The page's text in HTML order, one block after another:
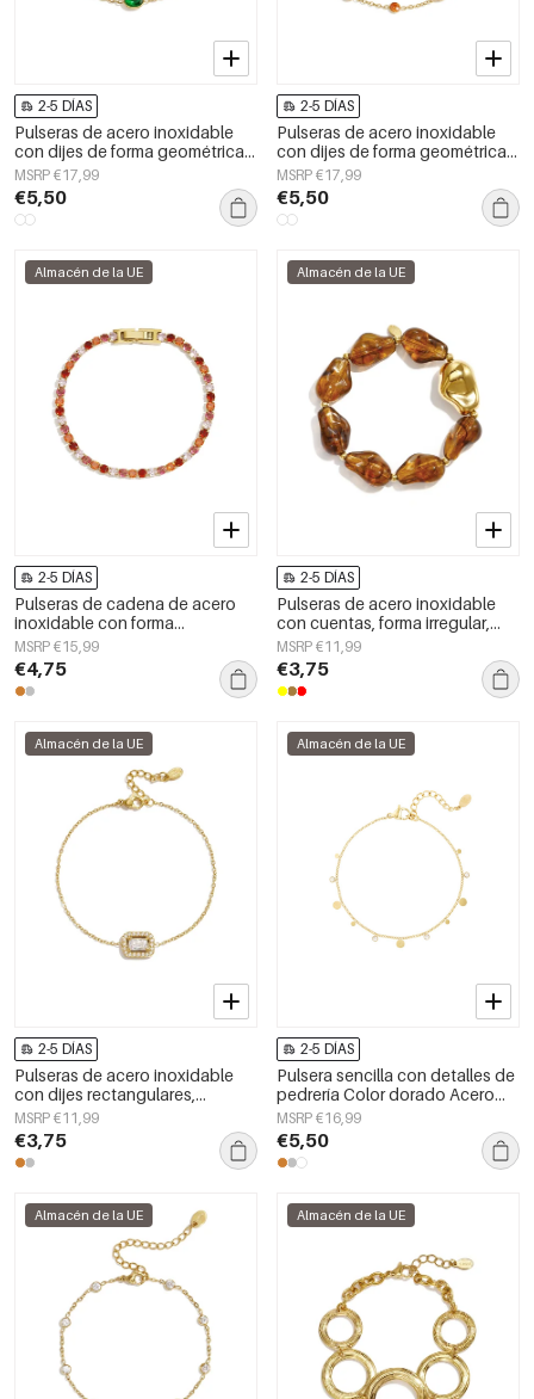
2-5 DÍAS
Pulseras de acero inoxidable
con dijes de forma geométrica,
sencillas, de la serie Daily
Simple, joyería para mujer.
MSRP €17,99
€5,50
2-5 DÍAS
Pulseras de acero inoxidable
con dijes de forma geométrica,
sencillas, de la serie Daily
Simple, joyería para mujer.
MSRP €17,99
€5,50
Almacén de la UE
2-5 DÍAS
Pulseras de cadena de acero
inoxidable con forma
geométrica, sencillas, de la serie
Daily Simple, joyería para mujer.
MSRP €15,99
€4,75
Almacén de la UE
2-5 DÍAS
Pulseras de acero inoxidable
con cuentas, forma irregular,
estilo casual, para uso diario,
serie sencilla, joyería para mujer.
MSRP €11,99
€3,75
Almacén de la UE
2-5 DÍAS
Pulseras de acero inoxidable
con dijes rectangulares,
sencillas, de la serie Daily
Simple, joyería para mujer.
MSRP €11,99
€3,75
Almacén de la UE
2-5 DÍAS
Pulsera sencilla con detalles de
pedrería Color dorado Acero
inoxidable
MSRP €16,99
€5,50
Almacén de la UE Almacén de la UE